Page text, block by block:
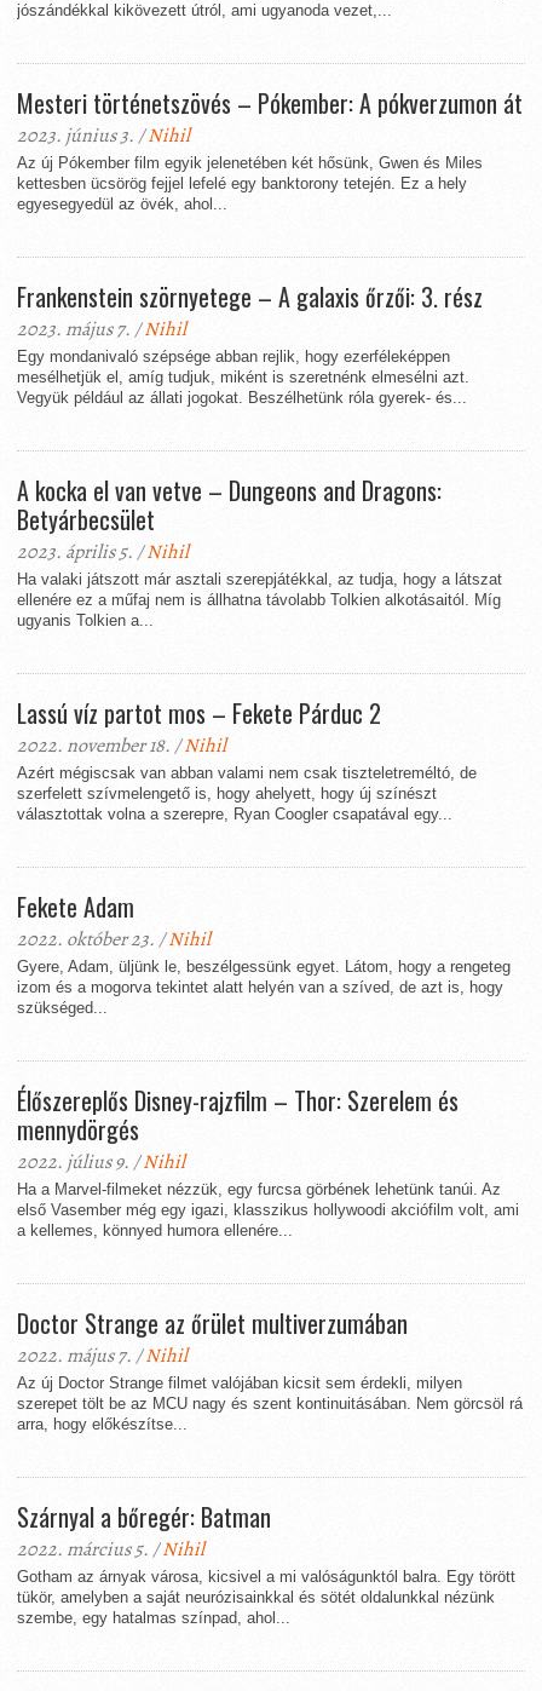
jószándékkal kikövezett útról, ami ugyanoda vezet,...
Mesteri történetszövés – Pókember: A pókverzumon át
2023. június 3. /Nihil
Az új Pókember film egyik jelenetében két hősünk, Gwen és Miles
kettesben ücsörög fejjel lefelé egy banktorony tetején. Ez a hely
egyesegyedül az övék, ahol...
Frankenstein szörnyetege – A galaxis őrzői: 3. rész
2023. május 7. /Nihil
Egy mondanivaló szépsége abban rejlik, hogy ezerféleképpen
mesélhetjük el, amíg tudjuk, miként is szeretnénk elmesélni azt.
Vegyük például az állati jogokat. Beszélhetünk róla gyerek- és...
A kocka el van vetve – Dungeons and Dragons:
Betyárbecsület
2023. április 5. /Nihil
Ha valaki játszott már asztali szerepjátékkal, az tudja, hogy a látszat
ellenére ez a műfaj nem is állhatna távolabb Tolkien alkotásaitól. Míg
ugyanis Tolkien a...
Lassú víz partot mos – Fekete Párduc 2
2022. november 18. /Nihil
Azért mégiscsak van abban valami nem csak tiszteletreméltó, de
szerfelett szívmelengető is, hogy ahelyett, hogy új színészt
választottak volna a szerepre, Ryan Coogler csapatával egy...
Fekete Adam
2022. október 23. /Nihil
Gyere, Adam, üljünk le, beszélgessünk egyet. Látom, hogy a rengeteg
izom és a mogorva tekintet alatt helyén van a szíved, de azt is, hogy
szükséged...
Élőszereplős Disney-rajzfilm – Thor: Szerelem és
mennydörgés
2022. július 9. /Nihil
Ha a Marvel-filmeket nézzük, egy furcsa görbének lehetünk tanúi. Az
első Vasember még egy igazi, klasszikus hollywoodi akciófilm volt, ami
a kellemes, könnyed humora ellenére...
Doctor Strange az őrület multiverzumában
2022. május 7. /Nihil
Az új Doctor Strange filmet valójában kicsit sem érdekli, milyen
szerepet tölt be az MCU nagy és szent kontinuitásában. Nem görcsöl rá
arra, hogy előkészítse...
Szárnyal a bőregér: Batman
2022. március 5. /Nihil
Gotham az árnyak városa, kicsivel a mi valóságunktól balra. Egy törött
tükör, amelyben a saját neurózisainkkal és sötét oldalunkkal nézünk
szembe, egy hatalmas színpad, ahol...